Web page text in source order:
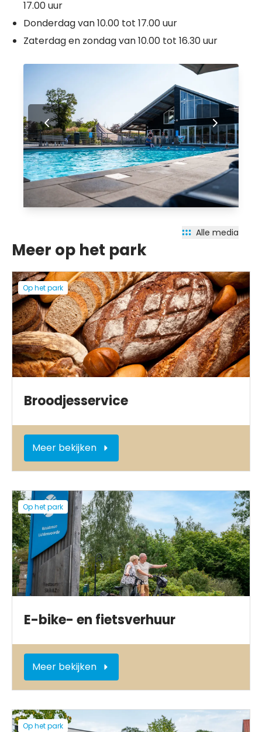
17.00 uur
Donderdag van 10.00 tot 17.00 uur
Zaterdag en zondag van 10.00 tot 16.30 uur
Alle media
Meer op het park
Op het park
Broodjesservice
Meer bekijken
Op het park
E-bike- en fietsverhuur
Meer bekijken
Op het park